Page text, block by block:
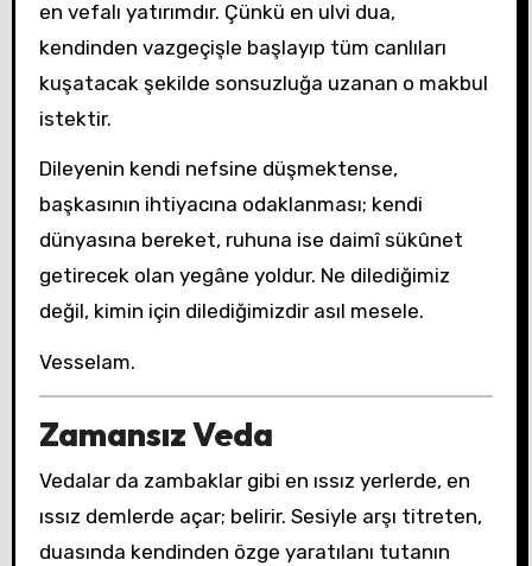
en vefalı yatırımdır. Çünkü en ulvi dua,
kendinden vazgeçişle başlayıp tüm canlıları
kuşatacak şekilde sonsuzluğa uzanan o makbul
istektir.
Dileyenin kendi nefsine düşmektense,
başkasının ihtiyacına odaklanması; kendi
dünyasına bereket, ruhuna ise daimî sükûnet
getirecek olan yegâne yoldur. Ne dilediğimiz
değil, kimin için dilediğimizdir asıl mesele.
Vesselam.
Zamansız Veda
Vedalar da zambaklar gibi en ıssız yerlerde, en
ıssız demlerde açar; belirir. Sesiyle arşı titreten,
duasında kendinden özge yaratılanı tutanın